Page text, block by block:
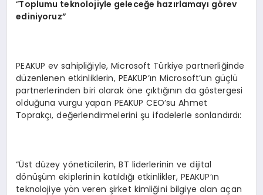
“Toplumu teknolojiyle geleceğe hazırlamayı görev
ediniyoruz”
PEAKUP ev sahipliğiyle, Microsoft Türkiye partnerliğinde
düzenlenen etkinliklerin, PEAKUP’ın Microsoft’un güçlü
partnerlerinden biri olarak öne çıktığının da göstergesi
olduğuna vurgu yapan PEAKUP CEO’su Ahmet
Toprakçı, değerlendirmelerini şu ifadelerle sonlandırdı:
“Üst düzey yöneticilerin, BT liderlerinin ve dijital
dönüşüm ekiplerinin katıldığı etkinlikler, PEAKUP’ın
teknolojiye yön veren şirket kimliğini bilgiye alan açan